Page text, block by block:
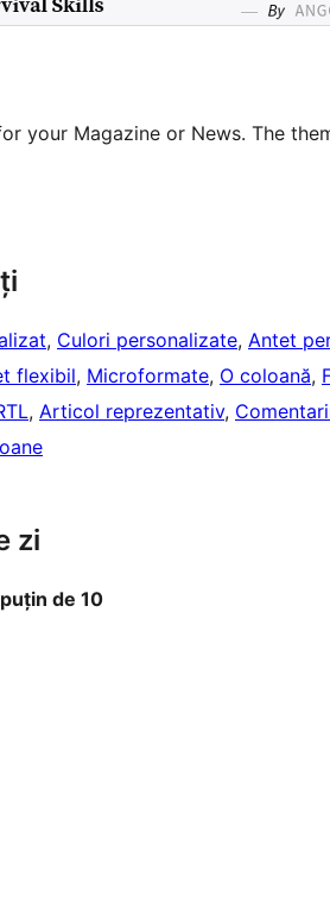
your Magazine or News. The
, Culori personalizate, Antet
flexibil, Microformate, O coloană,
, Articol reprezentativ,
zi
de 10